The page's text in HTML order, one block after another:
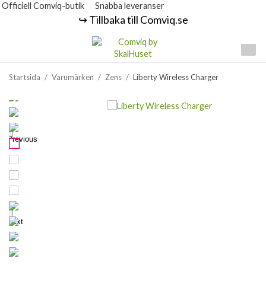
Officiell Comviq-butik Snabba leveranser
↪️ Tillbaka till Comviq.se
Startsida / Varumärken / Zens / Liberty Wireless Charger
Previous
Next